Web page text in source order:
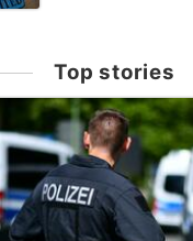
Top stories